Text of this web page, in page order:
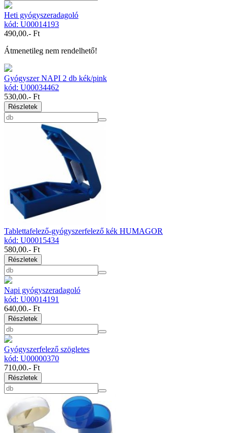
Heti gyógyszeradagoló
kód: U00014193
490,00.- Ft
Átmenetileg nem rendelhető!
Gyógyszer NAPI 2 db kék/pink
kód: U00034462
530,00.- Ft
Részletek
Tablettafelező-gyógyszerfelező kék HUMAGOR
kód: U00015434
580,00.- Ft
Részletek
Napi gyógyszeradagoló
kód: U00014191
640,00.- Ft
Részletek
Gyógyszerfelező szögletes
kód: U00000370
710,00.- Ft
Részletek